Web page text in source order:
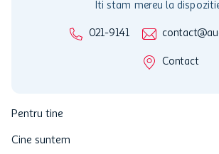
Descriere produs
Review-uri